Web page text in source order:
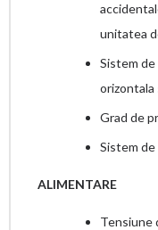
unitatea
Sistem
Grad de
Sistem
ALIMENTARE
Tensiune